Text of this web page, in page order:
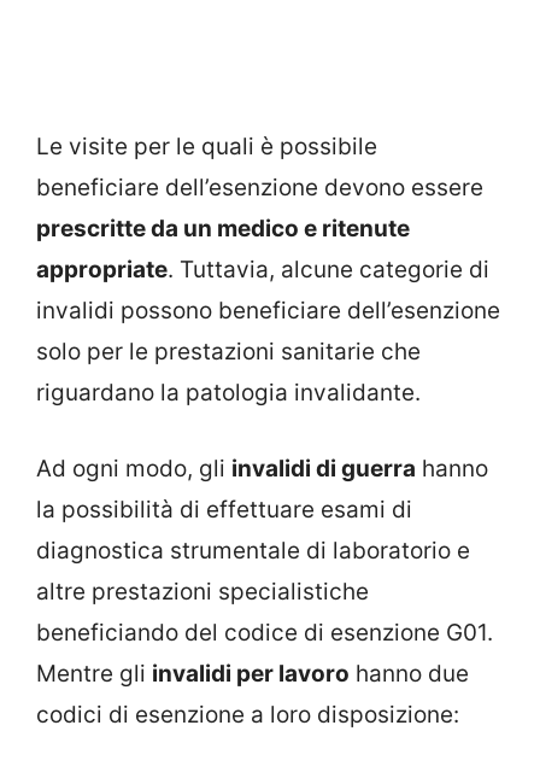
Le visite per le quali è possibile
beneficiare dell’esenzione devono essere
prescritte da un medico e ritenute
appropriate. Tuttavia, alcune categorie di
invalidi possono beneficiare dell’esenzione
solo per le prestazioni sanitarie che
riguardano la patologia invalidante.
Ad ogni modo, gli invalidi di guerra hanno
la possibilità di effettuare esami di
diagnostica strumentale di laboratorio e
altre prestazioni specialistiche
beneficiando del codice di esenzione G01.
Mentre gli invalidi per lavoro hanno due
codici di esenzione a loro disposizione: